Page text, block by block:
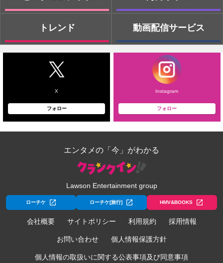
トレンド 動画配信サービス
X
フォロー
Instagram
フォロー
エンタメの「今」がわかる
Lawson Entertainment group
ローチケ ローチケ[旅行] HMV&BOOKS
会社概要 サイトポリシー 利用規約 採用情報
お問い合わせ 個人情報保護方針
個人情報の取扱いに関する公表事項及び同意事項